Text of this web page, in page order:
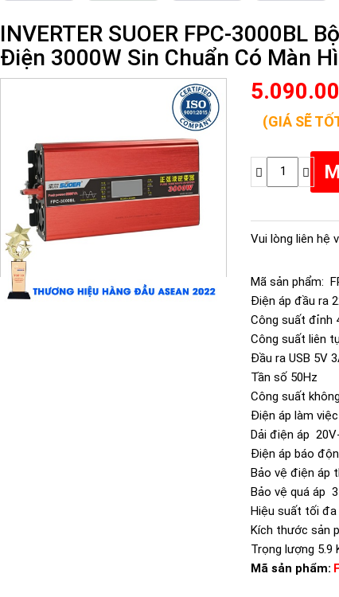
INVERTER SUOER FPC-3000BL
Điện 3000W Sin Chuẩn Có Màn
(GIÁ SẼ
Vui lòng liên hệ
Mã sản phẩm:
Điện áp đầu ra
Công suất đỉnh
Công suất liên
Đầu ra USB 5V
Tần số 50Hz
Công suất
Điện áp làm
Dải điện áp
Điện áp báo
Bảo vệ điện áp
Bảo vệ quá áp
Hiệu suất tối đa
Kích thước sản
Trọng lượng 5.9
Mã sản phẩm: